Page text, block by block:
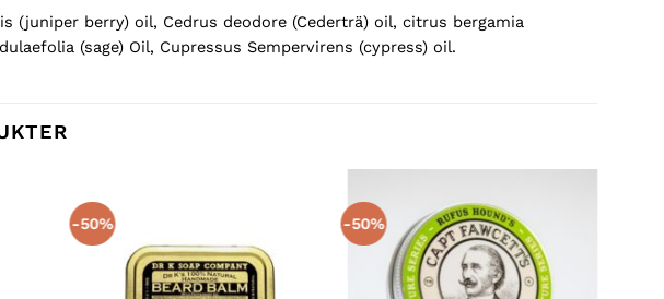
(juniper berry) oil, Cedrus deodore (Cederträ) oil, citrus bergamia
(sage) Oil, Cupressus Sempervirens (cypress) oil.
-50% -50%